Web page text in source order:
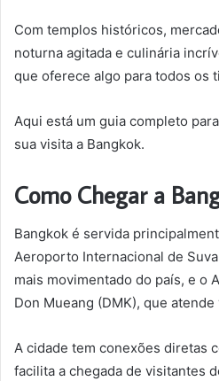
Com templos históricos,
noturna agitada e culinária
que oferece algo para todos os
Aqui está um guia completo
sua visita a Bangkok.
Como Chegar a
Bangkok é servida
Aeroporto Internacional de
mais movimentado do país, e o
Don Mueang (DMK), que
A cidade tem conexões diretas
facilita a chegada de visitantes